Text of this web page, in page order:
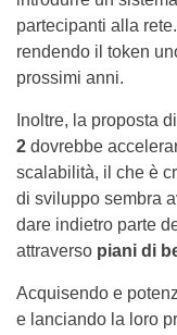
partecipanti alla
rendendo il token
prossimi anni.
Inoltre, la proposta
2 dovrebbe
scalabilità, il che è
di sviluppo sembra
dare indietro parte
attraverso piani di
Acquisendo e
e lanciando la loro